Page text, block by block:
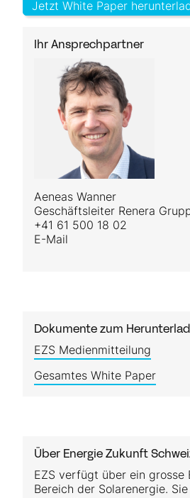
Jetzt White Paper
Ihr Ansprechpartner
Aeneas Wanner
Geschäftsleiter Renera
+41 61 500 18 02
E-Mail
Dokumente zum
EZS Medienmitteilung
Gesamtes White Paper
Über Energie Zukunft
EZS verfügt über ein grosse
Bereich der Solarenergie.